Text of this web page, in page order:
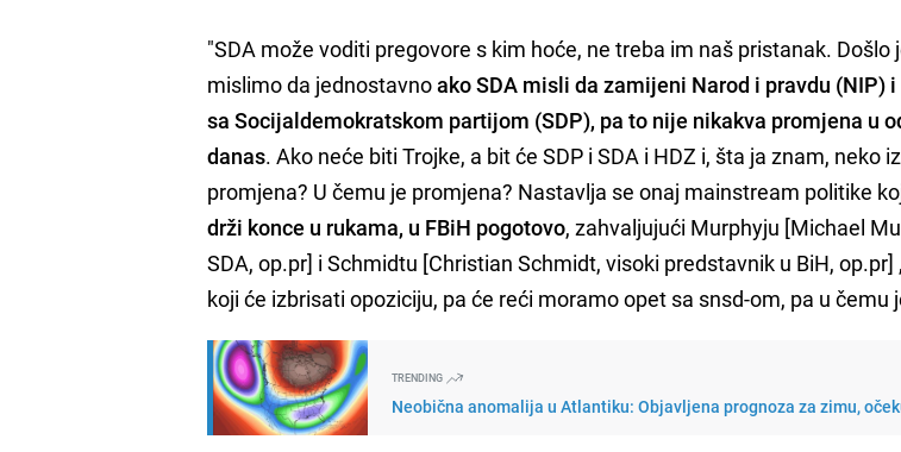
"SDA može voditi pregovore s kim hoće, ne treba im naš pristanak. Došlo
mislimo da jednostavnoako SDA misli da zamijeni Narod i pravdu (NIP)
sa Socijaldemokratskom partijom (SDP), pa to nije nikakva promjena u
danas. Ako neće biti Trojke, a bit će SDP i SDA i HDZ i, šta ja znam, neko
promjena? U čemu je promjena? Nastavlja se onaj mainstream politike
drži konce u rukama, u FBiH pogotovo, zahvaljujući Murphyju [Michael
SDA, op.pr] i Schmidtu [Christian Schmidt, visoki predstavnik u BiH,
koji će izbrisati opoziciju, pa će reći moramo opet sa snsd-om, pa u čemu
TRENDING
Neobična anomalija u Atlantiku: Objavljena prognoza za zimu,